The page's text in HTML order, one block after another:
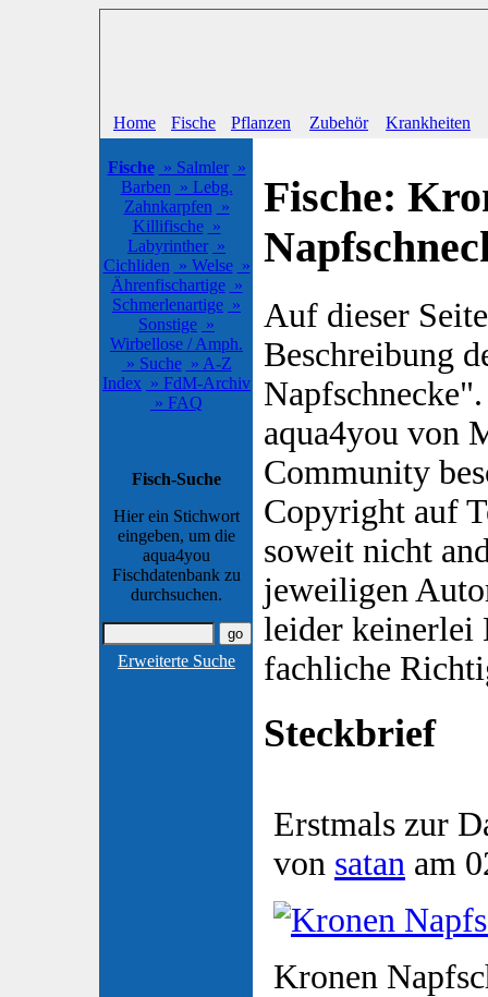
Home Fische Pflanzen Zubehör Krankheiten
Fische » Salmler »
Barben » Lebg.
Zahnkarpfen »
Killifische »
Labyrinther »
Cichliden » Welse »
Ährenfischartige »
Schmerlenartige »
Sonstige »
Wirbellose / Amph.
» Suche » A-Z
Index » FdM-Archiv
» FAQ
Fisch-Suche
Hier ein Stichwort
eingeben, um die
aqua4you
Fischdatenbank zu
durchsuchen.
Erweiterte Suche
Fische:
Auf dieser
Beschreibung
aqua4you von
Community
Copyright auf
soweit nicht
jeweiligen
leider keinerlei
fachliche
Steckbrief
Erstmals zur
von satan am
Kronen